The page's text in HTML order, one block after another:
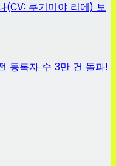
(CV: 쿠기미야 리에) 보
등록자 수 3만 건 돌파!